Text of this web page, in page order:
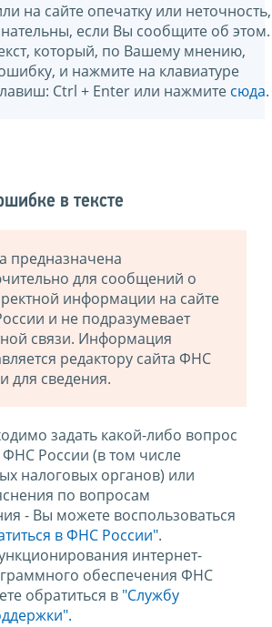
на сайте опечатку или неточность,
если Вы сообщите об этом.
который, по Вашему мнению,
и нажмите на клавиатуре
Ctrl + Enter или нажмите сюда.
в тексте
предназначена
для сообщений о
информации на сайте
и не подразумевает
связи. Информация
редактору сайта ФНС
для сведения.
задать какой-либо вопрос
ФНС России (в том числе
налоговых органов) или
по вопросам
- Вы можете воспользоваться
в ФНС России".
интернет-
обеспечения ФНС
обратиться в "Службу